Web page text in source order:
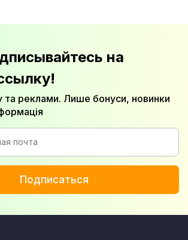
на
та реклами. Лише бонуси, новинки
Подписаться